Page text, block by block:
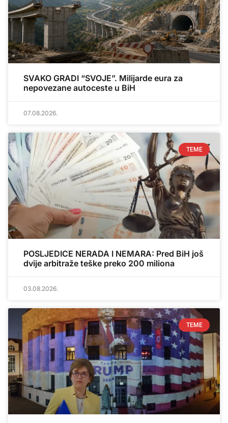
SVAKO GRADI “SVOJE”. Milijarde eura za
nepovezane autoceste u BiH
07.08.2026.
TEME
POSLJEDICE NERADA I NEMARA: Pred BiH još
dvije arbitraže teške preko 200 miliona
03.08.2026.
TEME